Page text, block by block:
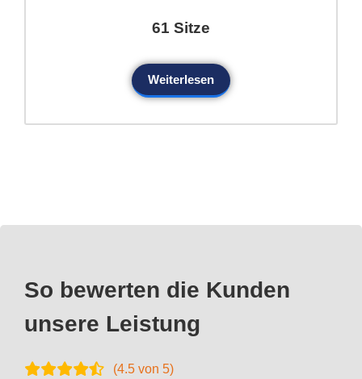
61 Sitze
Weiterlesen
So bewerten die Kunden
unsere Leistung
(4.5 von 5)